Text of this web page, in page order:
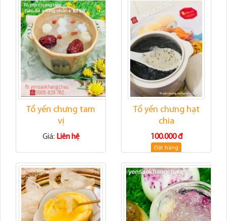
Tổ yến chưng tam
vị
Giá: Liên hệ
Tổ yến chưng hạt
chia
100.000 đ
Đặt hàng